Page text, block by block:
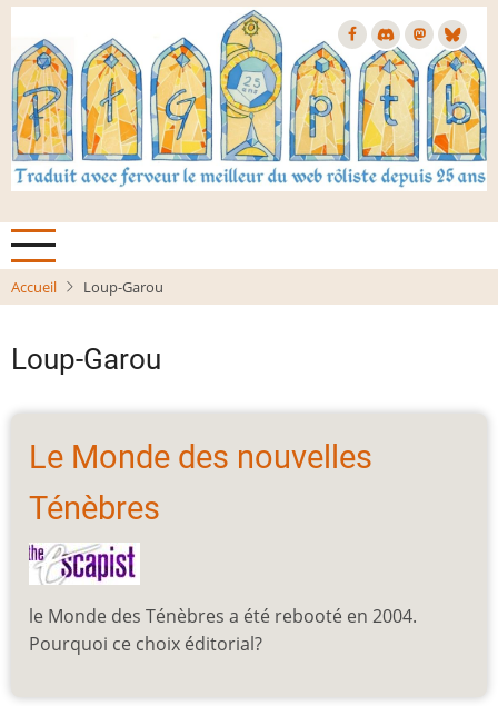
Aller
contenu
principal
Accueil Loup-Garou
Loup-Garou
Le Monde des nouvelles
Ténèbres
le Monde des Ténèbres a été rebooté en 2004.
Pourquoi ce choix éditorial?